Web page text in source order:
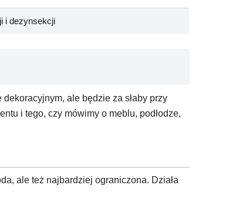
i dezynsekcji
ale będzie za słaby przy
i tego, czy mówimy o meblu, podłodze,
ale też najbardziej ograniczona. Działa